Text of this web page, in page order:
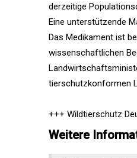
derzeitige
Eine unterstützende
Das Medikament ist
wissenschaftlichen
tierschutzkonformen
+++ Wildtierschutz
Weitere